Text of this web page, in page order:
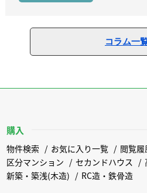
コラム一
購入
物件検索 お気に入り一覧 閲覧履
区分マンション
セカンドハウス
新築・築浅(木造)
RC造・鉄骨造